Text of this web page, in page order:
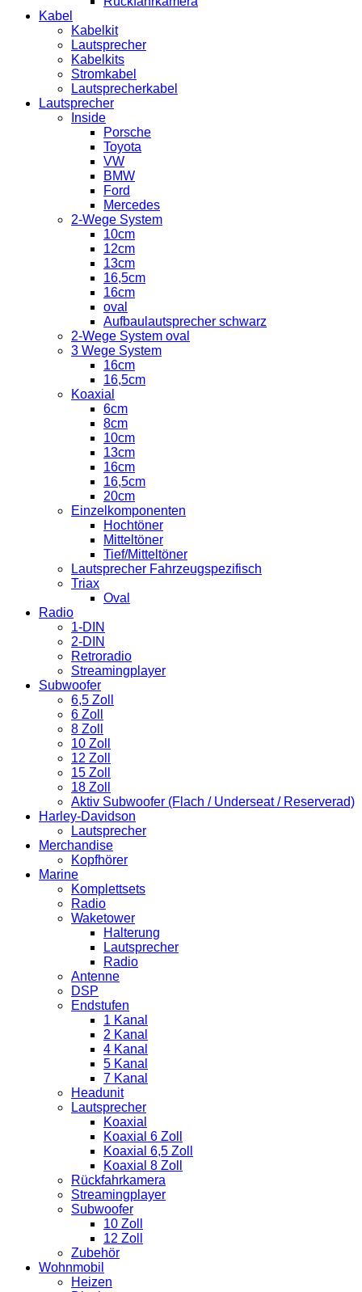
Kabel
Kabelkit
Lautsprecher
Kabelkits
Stromkabel
Lautsprecherkabel
Lautsprecher
Inside
Porsche
Toyota
VW
BMW
Ford
Mercedes
2-Wege System
10cm
12cm
13cm
16,5cm
16cm
oval
Aufbaulautsprecher schwarz
2-Wege System oval
3 Wege System
16cm
16,5cm
Koaxial
6cm
8cm
10cm
13cm
16cm
16,5cm
20cm
Einzelkomponenten
Hochtöner
Mitteltöner
Tief/Mitteltöner
Lautsprecher Fahrzeugspezifisch
Triax
Oval
Radio
1-DIN
2-DIN
Retroradio
Streamingplayer
Subwoofer
6,5 Zoll
6 Zoll
8 Zoll
10 Zoll
12 Zoll
15 Zoll
18 Zoll
Aktiv Subwoofer (Flach / Underseat / Reserverad)
Harley-Davidson
Lautsprecher
Merchandise
Kopfhörer
Marine
Komplettsets
Radio
Waketower
Halterung
Lautsprecher
Radio
Antenne
DSP
Endstufen
1 Kanal
2 Kanal
4 Kanal
5 Kanal
7 Kanal
Headunit
Lautsprecher
Koaxial
Koaxial 6 Zoll
Koaxial 6,5 Zoll
Koaxial 8 Zoll
Rückfahrkamera
Streamingplayer
Subwoofer
10 Zoll
12 Zoll
Zubehör
Wohnmobil
Heizen